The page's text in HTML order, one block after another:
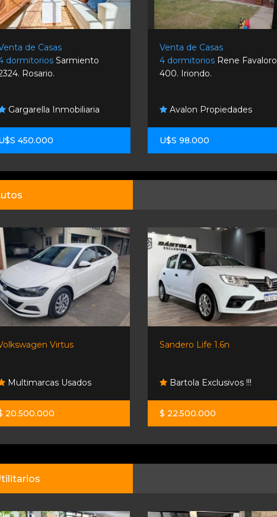
de Casas
dormitorios Sarmiento
Rosario.
Gargarella Inmobiliaria
450.000
Venta de Casas
4 dormitorios Rene Favaloro
400. Iriondo.
Avalon Propiedades
U$S 98.000
Virtus
Multimarcas Usados
20.500.000
Sandero Life 1.6n
Bartola Exclusivos !!!
$ 22.500.000